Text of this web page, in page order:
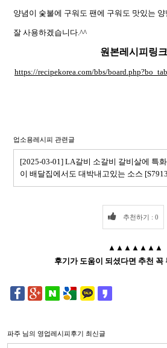
양념이 숯불에 구워도 팬에 구워도 맛있는 양
잘 사용하겠습니다.^^
원본레시피링크
https://recipekorea.com/bbs/
업소용레시피 관련글
[2025-03-01] LA갈비 소갈비 갈비살에 특
이 배달집에서도 대박내고있는 소스
추천하기 : 0
▲▲▲▲▲▲▲
후기가 도움이 되셨다면 추천
파주 님의 영업레시피후기 최신글